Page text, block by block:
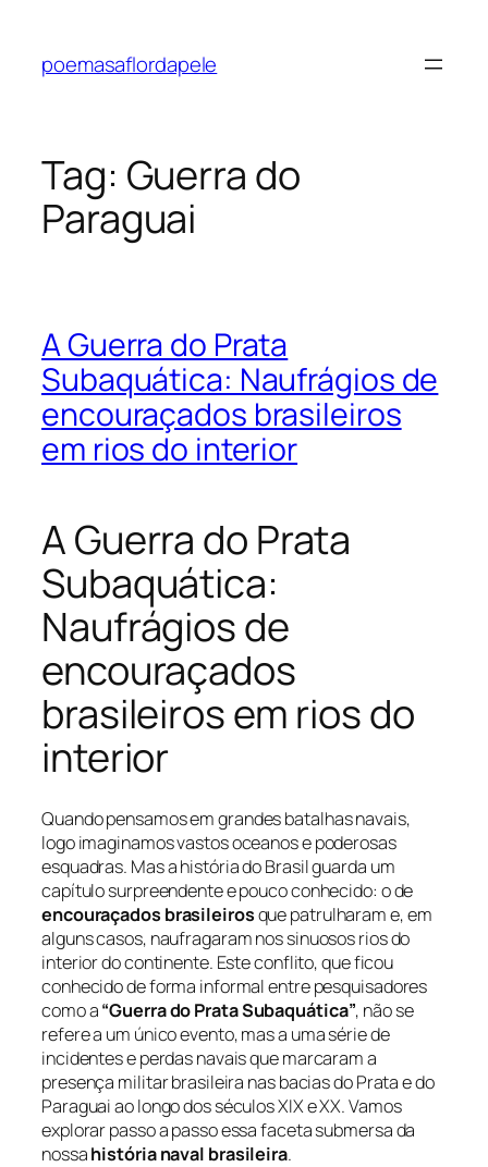
poemasaflordapele
Tag: Guerra do
Paraguai
A Guerra do Prata
Subaquática: Naufrágios de
encouraçados brasileiros
em rios do interior
A Guerra do Prata
Subaquática:
Naufrágios de
encouraçados
brasileiros em rios do
interior
Quando pensamos em grandes batalhas navais,
logo imaginamos vastos oceanos e poderosas
esquadras. Mas a história do Brasil guarda um
capítulo surpreendente e pouco conhecido: o de
encouraçados brasileirosque patrulharam e, em
alguns casos, naufragaram nos sinuosos rios do
interior do continente. Este conflito, que ficou
conhecido de forma informal entre pesquisadores
como a“Guerra do Prata Subaquática”, não se
refere a um único evento, mas a uma série de
incidentes e perdas navais que marcaram a
presença militar brasileira nas bacias do Prata e do
Paraguai ao longo dos séculos XIX e XX. Vamos
explorar passo a passo essa faceta submersa da
nossahistória naval brasileira.